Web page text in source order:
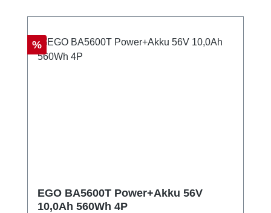
Rabatt
%
EGO BA5600T Power+Akku 56V
10,0Ah 560Wh 4P